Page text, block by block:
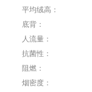
平均绒高：
底背：
人流量：
抗菌性：
阻燃：
烟密度：